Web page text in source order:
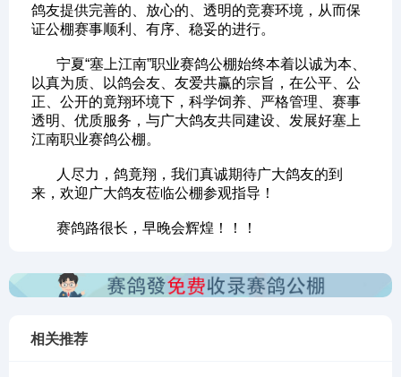
鸽友提供完善的、放心的、透明的竞赛环境，从而保
证公棚赛事顺利、有序、稳妥的进行。
宁夏“塞上江南”职业赛鸽公棚始终本着以诚为本、
以真为质、以鸽会友、友爱共赢的宗旨，在公平、公
正、公开的竟翔环境下，科学饲养、严格管理、赛事
透明、优质服务，与广大鸽友共同建设、发展好塞上
江南职业赛鸽公棚。
人尽力，鸽竟翔，我们真诚期待广大鸽友的到
来，欢迎广大鸽友莅临公棚参观指导！
赛鸽路很长，早晚会辉煌！！！
相关推荐